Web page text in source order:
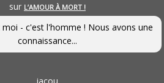
sur L’AMOUR À MORT !
moi - c'est l'homme ! Nous avons une
connaissance...